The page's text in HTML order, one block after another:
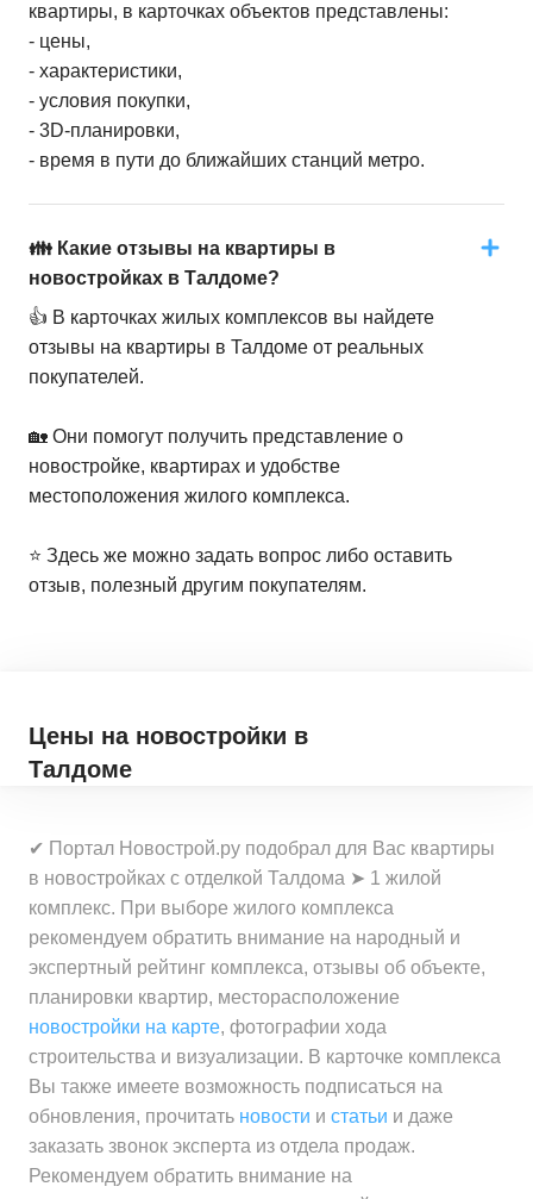
квартиры, в карточках объектов представлены:
- цены,
- характеристики,
- условия покупки,
- 3D-планировки,
- время в пути до ближайших станций метро.
👪 Какие отзывы на квартиры в
новостройках в Талдоме?
👍 В карточках жилых комплексов вы найдете
отзывы на квартиры в Талдоме от реальных
покупателей.
🏡 Они помогут получить представление о
новостройке, квартирах и удобстве
местоположения жилого комплекса.
⭐️ Здесь же можно задать вопрос либо оставить
отзыв, полезный другим покупателям.
Цены на новостройки в
Талдоме
✔ Портал Новострой.ру подобрал для Вас квартиры
в новостройках с отделкой Талдома ➤ 1 жилой
комплекс. При выборе жилого комплекса
рекомендуем обратить внимание на народный и
экспертный рейтинг комплекса, отзывы об объекте,
планировки квартир, месторасположение
новостройки на карте, фотографии хода
строительства и визуализации. В карточке комплекса
Вы также имеете возможность подписаться на
обновления, прочитать новости и статьи и даже
заказать звонок эксперта из отдела продаж.
Рекомендуем обратить внимание на